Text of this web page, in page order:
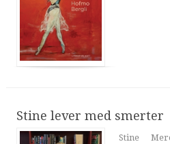
Stine lever med smerter
Stine